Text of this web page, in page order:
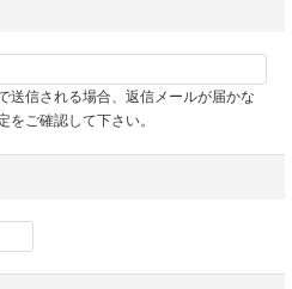
信される場合、返信メールが届かな
をご確認して下さい。